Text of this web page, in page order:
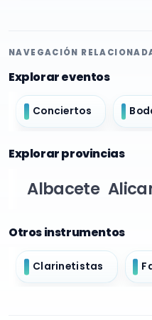
NAVEGACIÓN
Explorar eventos
Conciertos
Explorar provincias
Albacete
Otros instrumentos
Clarinetistas